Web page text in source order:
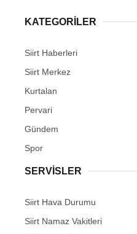
KATEGORİLER
Siirt Haberleri
Siirt Merkez
Kurtalan
Pervari
Gündem
Spor
SERVİSLER
Siirt Hava Durumu
Siirt Namaz Vakitleri